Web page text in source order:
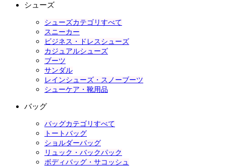
シューズ
シューズカテゴリすべて
スニーカー
ビジネス・ドレスシューズ
カジュアルシューズ
ブーツ
サンダル
レインシューズ・スノーブーツ
シューケア・靴用品
バッグ
バッグカテゴリすべて
トートバッグ
ショルダーバッグ
リュック・バックパック
ボディバッグ・サコッシュ